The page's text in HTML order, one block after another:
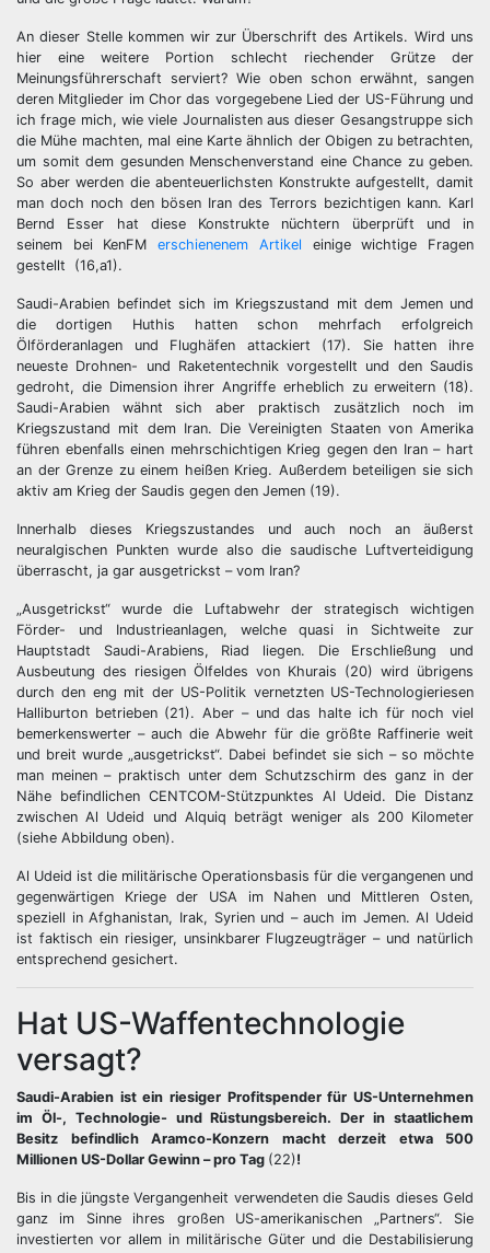
An dieser Stelle kommen wir zur Überschrift des Artikels. Wird uns
hier eine weitere Portion schlecht riechender Grütze der
Meinungsführerschaft serviert? Wie oben schon erwähnt, sangen
deren Mitglieder im Chor das vorgegebene Lied der US-Führung und
ich frage mich, wie viele Journalisten aus dieser Gesangstruppe sich
die Mühe machten, mal eine Karte ähnlich der Obigen zu betrachten,
um somit dem gesunden Menschenverstand eine Chance zu geben.
So aber werden die abenteuerlichsten Konstrukte aufgestellt, damit
man doch noch den bösen Iran des Terrors bezichtigen kann. Karl
Bernd Esser hat diese Konstrukte nüchtern überprüft und in
seinem bei KenFMerschienenem Artikel einige wichtige Fragen
gestellt (16,a1).
Saudi-Arabien befindet sich im Kriegszustand mit dem Jemen und
die dortigen Huthis hatten schon mehrfach erfolgreich
Ölförderanlagen und Flughäfen attackiert (17). Sie hatten ihre
neueste Drohnen- und Raketentechnik vorgestellt und den Saudis
gedroht, die Dimension ihrer Angriffe erheblich zu erweitern (18).
Saudi-Arabien wähnt sich aber praktisch zusätzlich noch im
Kriegszustand mit dem Iran. Die Vereinigten Staaten von Amerika
führen ebenfalls einen mehrschichtigen Krieg gegen den Iran – hart
an der Grenze zu einem heißen Krieg. Außerdem beteiligen sie sich
aktiv am Krieg der Saudis gegen den Jemen (19).
Innerhalb dieses Kriegszustandes und auch noch an äußerst
neuralgischen Punkten wurde also die saudische Luftverteidigung
überrascht, ja gar ausgetrickst – vom Iran?
„Ausgetrickst“ wurde die Luftabwehr der strategisch wichtigen
Förder- und Industrieanlagen, welche quasi in Sichtweite zur
Hauptstadt Saudi-Arabiens, Riad liegen. Die Erschließung und
Ausbeutung des riesigen Ölfeldes von Khurais (20) wird übrigens
durch den eng mit der US-Politik vernetzten US-Technologieriesen
Halliburton betrieben (21). Aber – und das halte ich für noch viel
bemerkenswerter – auch die Abwehr für die größte Raffinerie weit
und breit wurde „ausgetrickst“. Dabei befindet sie sich – so möchte
man meinen – praktisch unter dem Schutzschirm des ganz in der
Nähe befindlichen CENTCOM-Stützpunktes Al Udeid. Die Distanz
zwischen Al Udeid und Alquiq beträgt weniger als 200 Kilometer
(siehe Abbildung oben).
Al Udeid ist die militärische Operationsbasis für die vergangenen und
gegenwärtigen Kriege der USA im Nahen und Mittleren Osten,
speziell in Afghanistan, Irak, Syrien und – auch im Jemen. Al Udeid
ist faktisch ein riesiger, unsinkbarer Flugzeugträger – und natürlich
entsprechend gesichert.
Hat US-Waffentechnologie
versagt?
Saudi-Arabien ist ein riesiger Profitspender für US-Unternehmen
im Öl-, Technologie- und Rüstungsbereich. Der in staatlichem
Besitz befindlich Aramco-Konzern macht derzeit etwa 500
Millionen US-Dollar Gewinn – pro Tag (22)!
Bis in die jüngste Vergangenheit verwendeten die Saudis dieses Geld
ganz im Sinne ihres großen US-amerikanischen „Partners“. Sie
investierten vor allem in militärische Güter und die Destabilisierung